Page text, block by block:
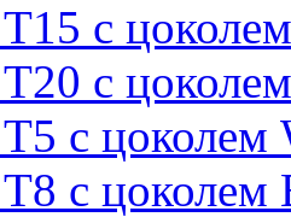
с
с
с цоколем
с цоколем